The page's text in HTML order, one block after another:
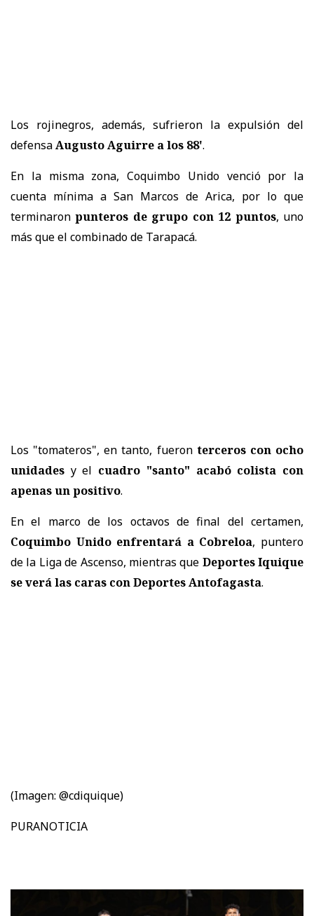
Los rojinegros, además, sufrieron la expulsión del
defensaAugusto Aguirre a los 88'.
En la misma zona, Coquimbo Unido venció por la
cuenta mínima a San Marcos de Arica, por lo que
terminaronpunteros de grupo con 12 puntos, uno
más que el combinado de Tarapacá.
Los "tomateros", en tanto, fueron terceros con ocho
unidades y el cuadro "santo" acabó colista con
apenas un positivo.
En el marco de los octavos de final del certamen,
Coquimbo Unido enfrentará a Cobreloa, puntero
de la Liga de Ascenso, mientras que Deportes Iquique
se verá las caras con Deportes Antofagasta.
(Imagen: @cdiquique)
PURANOTICIA